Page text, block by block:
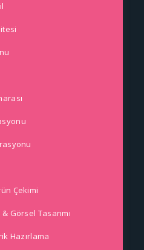
Çekimi
Görsel Tasarımı
Hazırlama